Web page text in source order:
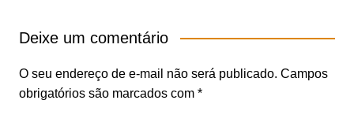
Deixe um comentário
O seu endereço de e-mail não será publicado. Campos
obrigatórios são marcados com *